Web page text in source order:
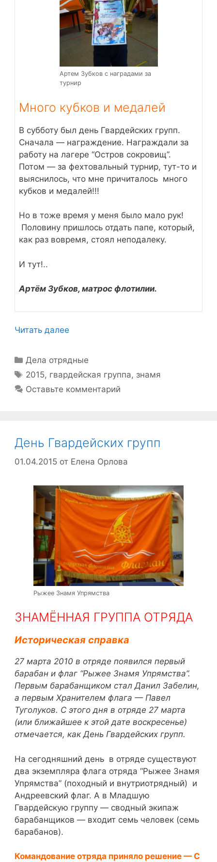
Артем Зубков с наградами за
турнир
Много кубков и медалей
В субботу был день Гвардейских групп.
Сначала — награждение. Награждали за
работу на лагере “Остров сокровищ”.
Потом — за фехтовальный турнир, тут-то и
выяснилось, что мне причиталось много
кубков и медалей!!!
Но в тоже время у меня было мало рук!
Половину пришлось отдать папе, который,
как раз вовремя, стоял неподалеку.
И тут!..
Артём Зубков, матрос флотилии.
Читать далее
Рубрики
Дела отрядные
Метки
2015, гвардейская группа, знамя
Оставьте комментарий
День Гвардейских групп
01.04.2015 от Елена Орлова
Рыжее Знамя Упрямства
ЗНАМЁННАЯ ГРУППА ОТРЯДА
Историческая справка
27 марта 2010 в отряде появился первый
барабан и флаг “Рыжее Знамя Упрямства”.
Первым барабанщиком стал Данил Забелин,
а первым Хранителем флага — Павел
Туголуков. С этого дня в отряде 27 марта
(или ближайшее к этой дате воскресенье)
отмечается, как День Гвардейских групп.
На сегодняшний день в отряде существуют
два экземпляра флага отряда “Рыжее Знамя
Упрямства” (походный и внутриотрядный) и
Андреевский флаг. А в Младшую
Гвардейскую группу — сводный экипаж
барабанщиков — входит семь человек (семь
барабанов).
Командование отряда приняло решение — С